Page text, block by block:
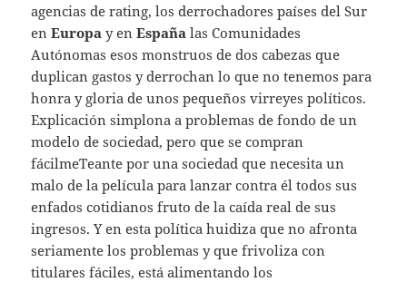
agencias de rating, los derrochadores países del Sur
enEuropa y enEspaña las Comunidades
Autónomas esos monstruos de dos cabezas que
duplican gastos y derrochan lo que no tenemos para
honra y gloria de unos pequeños virreyes políticos.
Explicación simplona a problemas de fondo de un
modelo de sociedad, pero que se compran
fácilmeTeante por una sociedad que necesita un
malo de la película para lanzar contra él todos sus
enfados cotidianos fruto de la caída real de sus
ingresos. Y en esta política huidiza que no afronta
seriamente los problemas y que frivoliza con
titulares fáciles, está alimentando los